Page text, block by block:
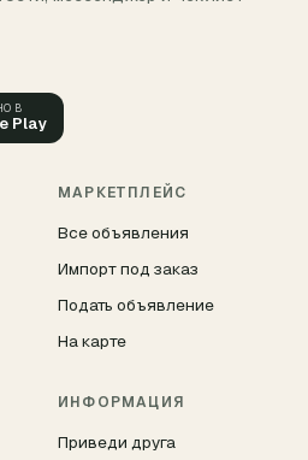
В
Play
МАРКЕТПЛЕЙС
Все объявления
Импорт под заказ
Подать объявление
На карте
ИНФОРМАЦИЯ
Приведи друга